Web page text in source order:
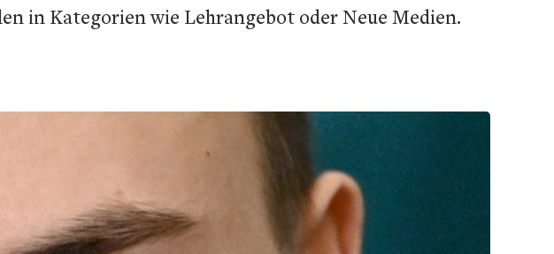
in Kategorien wie Lehrangebot oder Neue Medien.